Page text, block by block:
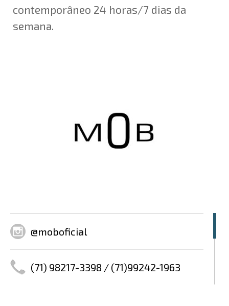
@moboficial
(71) 98217-3398 / (71)99242-1963
contemporâneo 24 horas/7 dias da
semana.